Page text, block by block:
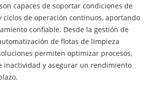
capaces de soportar condiciones de
ciclos de operación continuos, aportando
confiable. Desde la gestión de
de flotas de limpieza
permiten optimizar procesos,
inactividad y asegurar un rendimiento